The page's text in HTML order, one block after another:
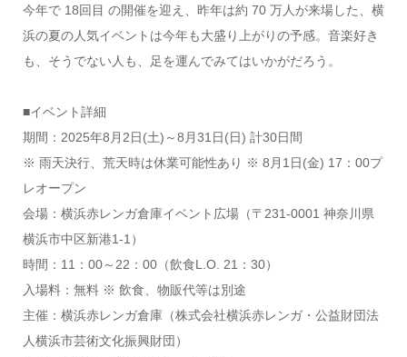
今年で 18回目 の開催を迎え、昨年は約 70 万人が来場した、横
浜の夏の人気イベントは今年も大盛り上がりの予感。音楽好き
も、そうでない人も、足を運んでみてはいかがだろう。
■イベント詳細
期間：2025年8月2日(土)～8月31日(日) 計30日間
※ 雨天決行、荒天時は休業可能性あり ※ 8月1日(金) 17：00プ
レオープン
会場：横浜赤レンガ倉庫イベント広場（〒231-0001 神奈川県
横浜市中区新港1-1）
時間：11：00～22：00（飲食L.O. 21：30）
入場料：無料 ※ 飲食、物販代等は別途
主催：横浜赤レンガ倉庫（株式会社横浜赤レンガ・公益財団法
人横浜市芸術文化振興財団）